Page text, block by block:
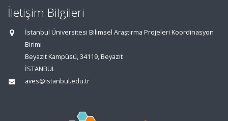
İletişim Bilgileri
İstanbul Üniversitesi Bilimsel Araştırma Projeleri Koordinasyon
Birimi
Beyazıt Kampüsü, 34119, Beyazıt
İSTANBUL
aves@istanbul.edu.tr